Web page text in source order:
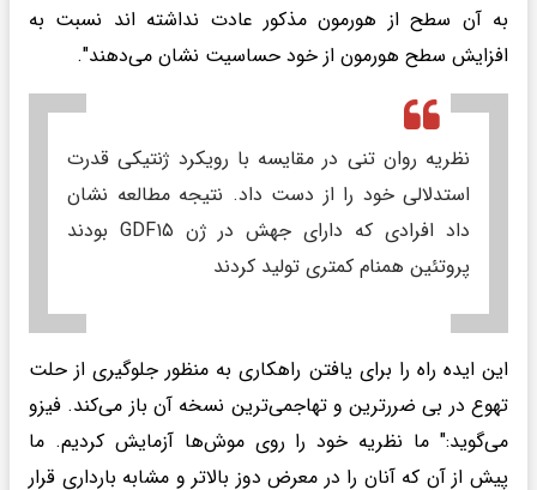
به آن سطح از هورمون مذکور عادت نداشته اند نسبت به
افزایش سطح هورمون از خود حساسیت نشان می‌دهند".
نظریه روان تنی در مقایسه با رویکرد ژنتیکی قدرت
استدلالی خود را از دست داد. نتیجه مطالعه نشان
داد افرادی که دارای جهش در ژن GDF۱۵ بودند
پروتئین همنام کمتری تولید کردند
این ایده راه را برای یافتن راهکاری به منظور جلوگیری از حلت
تهوع در بی ضررترین و تهاجمی‌ترین نسخه آن باز می‌کند. فیزو
می‌گوید:" ما نظریه خود را روی موش‌ها آزمایش کردیم. ما
پیش از آن که آنان را در معرض دوز بالاتر و مشابه بارداری قرار